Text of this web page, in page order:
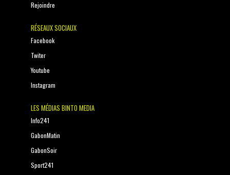
Rejoindre
RÉSEAUX SOCIAUX
Facebook
Twiter
Youtube
Instagram
LES MÉDIAS BINTO MEDIA
Info241
GabonMatin
GabonSoir
Sport241